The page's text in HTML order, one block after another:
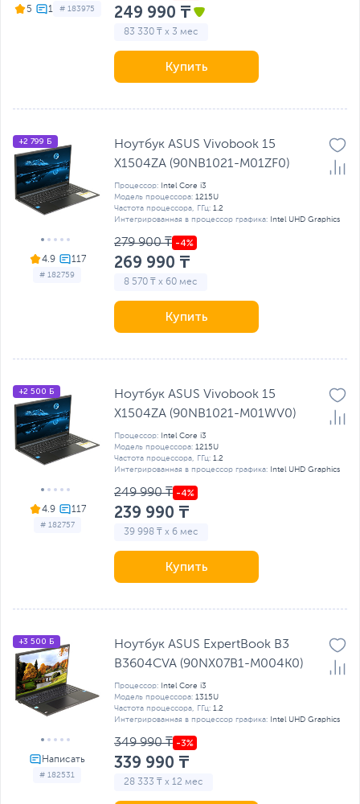
5 # 183975 249 990 ₸
83 330 ₸ x 3 мес
Купить
4.9
# 182759
+2 799 Б
Ноутбук ASUS Vivobook 15
X1504ZA (90NB1021-M01ZF0)
Процессор: Intel Core i3
Модель процессора: 1215U
Частота процессора, ГГц: 1.2
Интегрированная в процессор графика: Intel UHD Graphics
279 900 ₸
269 990 ₸
8 570 ₸ x 60 мес
Купить
4.9
# 182757
+2 500 Б
Ноутбук ASUS Vivobook 15
X1504ZA (90NB1021-M01WV0)
Процессор: Intel Core i3
Модель процессора: 1215U
Частота процессора, ГГц: 1.2
Интегрированная в процессор графика: Intel UHD Graphics
249 990 ₸
239 990 ₸
39 998 ₸ x 6 мес
Купить
# 182531
+3 500 Б
Ноутбук ASUS ExpertBook B3
B3604CVA (90NX07B1-M004K0)
Процессор: Intel Core i3
Модель процессора: 1315U
Частота процессора, ГГц: 1.2
Интегрированная в процессор графика: Intel UHD Graphics
349 990 ₸
339 990 ₸
28 333 ₸ x 12 мес